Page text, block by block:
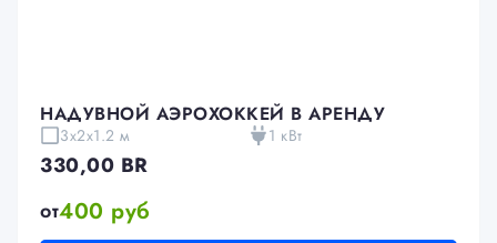
НАДУВНОЙ АЭРОХОККЕЙ В АРЕНДУ
3х2х1.2 м 1 кВт
330,00 BR
от400 руб